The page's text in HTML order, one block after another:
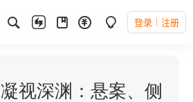
登录 注册
凝视深渊：悬案、侧